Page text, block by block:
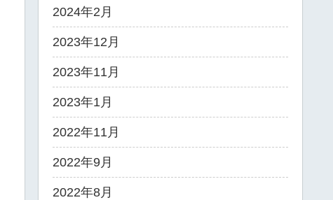
2024年2月
2023年12月
2023年11月
2023年1月
2022年11月
2022年9月
2022年8月